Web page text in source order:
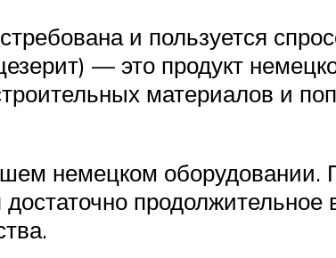
и пользуется
— это продукт
материалов и
немецком оборудовании.
продолжительное